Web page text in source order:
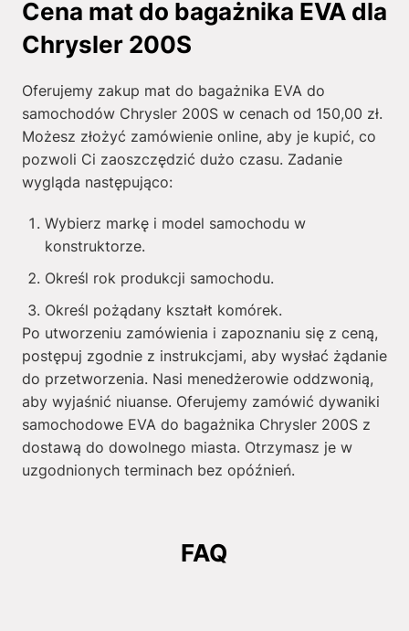
Cena mat do bagażnika EVA dla
Chrysler 200S
Oferujemy zakup mat do bagażnika EVA do
samochodów Chrysler 200S w cenach od 150,00 zł.
Możesz złożyć zamówienie online, aby je kupić, co
pozwoli Ci zaoszczędzić dużo czasu. Zadanie
wygląda następująco:
Wybierz markę i model samochodu w
konstruktorze.
Określ rok produkcji samochodu.
Określ pożądany kształt komórek.
Po utworzeniu zamówienia i zapoznaniu się z ceną,
postępuj zgodnie z instrukcjami, aby wysłać żądanie
do przetworzenia. Nasi menedżerowie oddzwonią,
aby wyjaśnić niuanse. Oferujemy zamówić dywaniki
samochodowe EVA do bagażnika Chrysler 200S z
dostawą do dowolnego miasta. Otrzymasz je w
uzgodnionych terminach bez opóźnień.
FAQ